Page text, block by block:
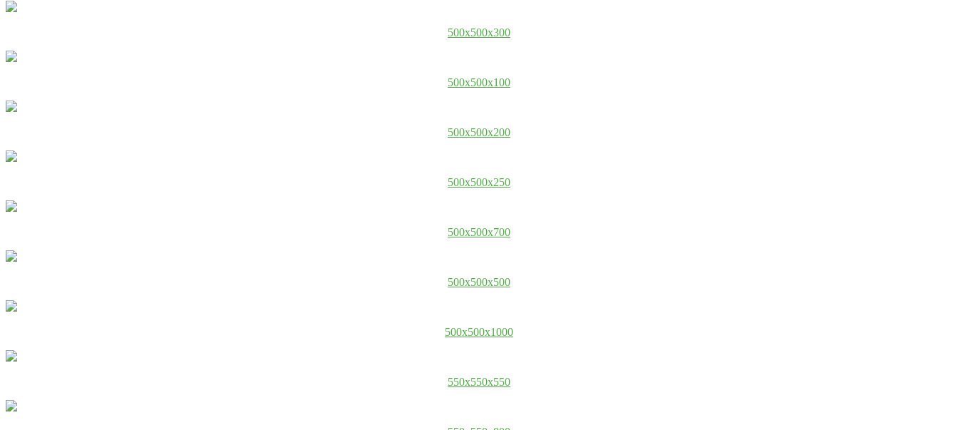
500x500x300
500x500x100
500x500x200
500x500x250
500x500x700
500x500x500
500x500x1000
550x550x550